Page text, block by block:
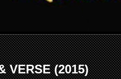
VERSE (2015)